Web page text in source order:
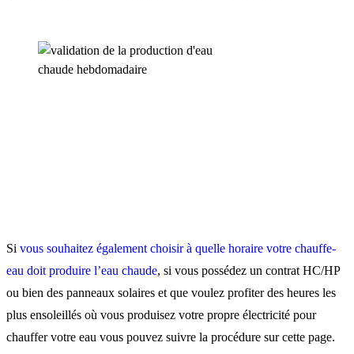
Si vous souhaitez également choisir à quelle horaire votre chauffe-
eau doit produire l’eau chaude, si vous possédez un contrat HC/HP
ou bien des panneaux solaires et que voulez profiter des heures les
plus ensoleillés où vous produisez votre propre électricité pour
chauffer votre eau vous pouvez suivre la procédure sur cette page.